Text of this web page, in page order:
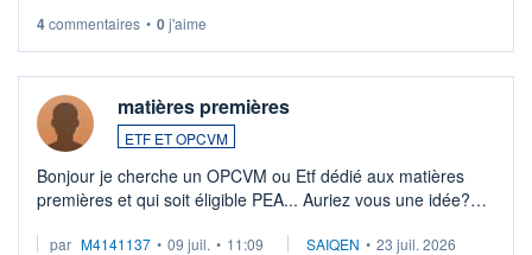
4commentaires • 0j'aime
matières premières
ETF ET OPCVM
Bonjour je cherche un OPCVM ou Etf dédié aux matières
premières et qui soit éligible PEA... Auriez vous une idée?
par M4141137 • 09 juil. • 11:09 SAIQEN • 23 juil. 2026